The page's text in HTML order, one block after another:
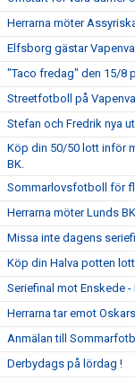
Herrarna möter
Elfsborg gästar
"Taco fredag" den 15/8
Streetfotboll på
Stefan och Fredrik nya
Köp din 50/50 lott inför
BK.
Sommarlovsfotboll för
Herrarna möter Lunds
Missa inte dagens
Köp din Halva potten
Seriefinal mot Enskede -
Herrarna tar emot
Anmälan till
Derbydags på lördag !